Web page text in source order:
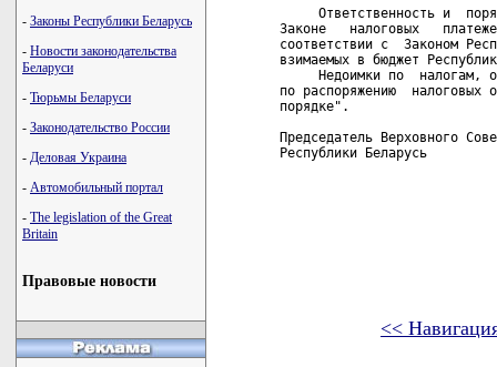
- Законы Республики Беларусь
- Новости законодательства
Беларуси
- Тюрьмы Беларуси
- Законодательство России
- Деловая Украина
- Автомобильный портал
- The legislation of the Great
Britain
Правовые новости
Ответственность и
Законе   налоговых
соответствии с  Законом
взимаемых в бюджет
Недоимки по  налогам,
по распоряжению
порядке".
Председатель Верховного
Республики Беларусь
<<